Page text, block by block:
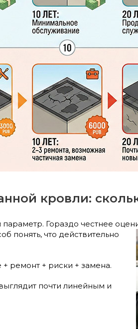
кровли:
Гораздо честнее
понять, что действительно
ремонт + риски + замена.
почти линейным и